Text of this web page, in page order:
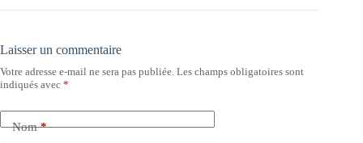
Laisser un commentaire
Votre adresse e-mail ne sera pas publiée. Les champs obligatoires sont
indiqués avec *
Nom*